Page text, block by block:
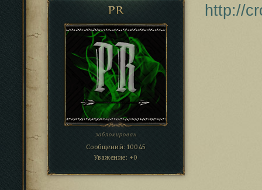
PR
заблокирован
Сообщений: 10045
Уважение: +0
http://